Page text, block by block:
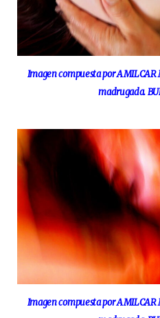
Imagen compuesta por
madrugada.
Imagen compuesta por